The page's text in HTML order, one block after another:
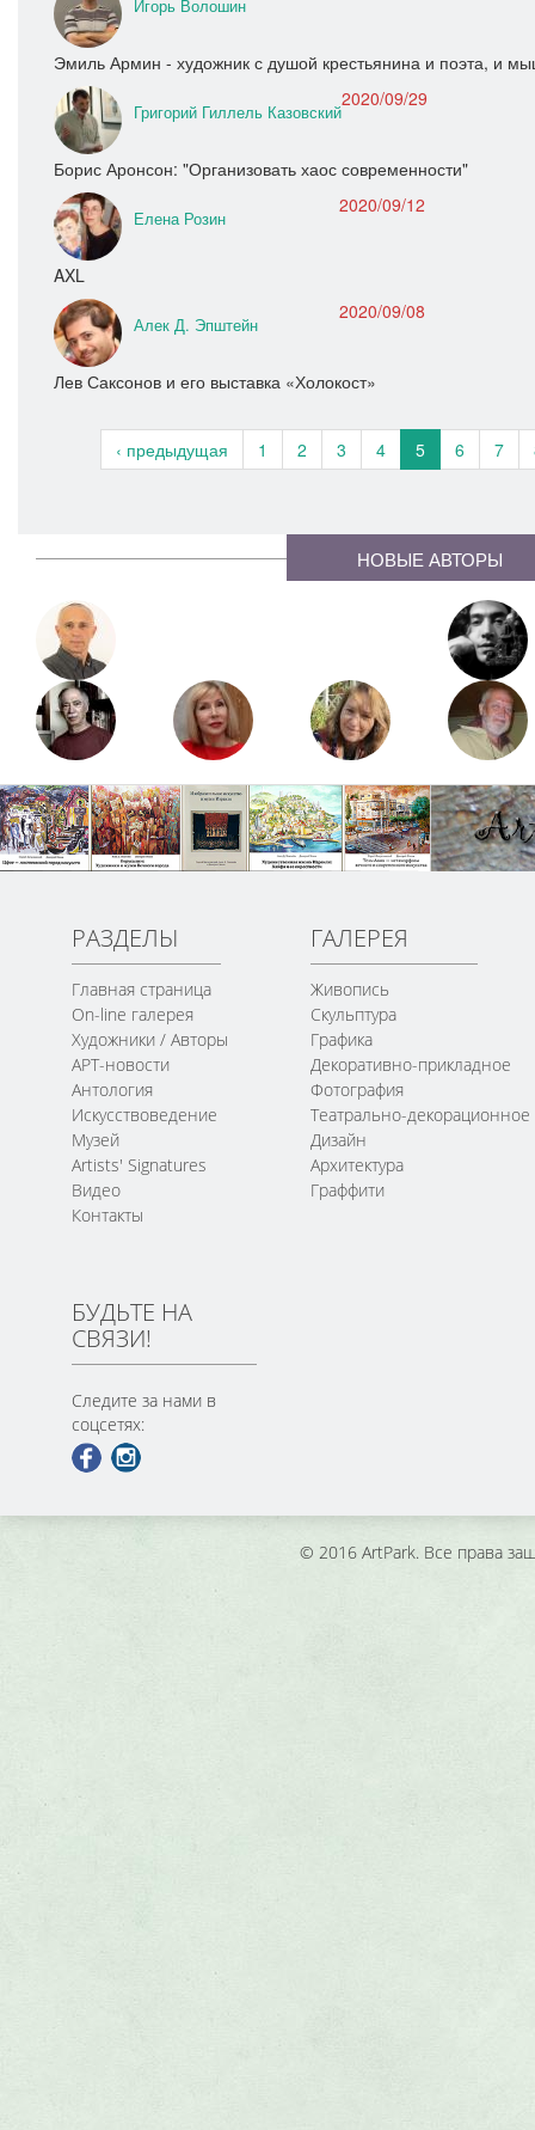
Игорь Волошин
Эмиль Армин - художник с душой крестьянина и поэта, и
Григорий Гиллель Казовский
2020/09/29
Борис Аронсон: "Организовать хаос современности"
Елена Розин
2020/09/12
AXL
Алек Д. Эпштейн
2020/09/08
Лев Саксонов и его выставка «Холокост»
‹ предыдущая 1 2 3 4 5 6 7
НОВЫЕ АВТОРЫ
РАЗДЕЛЫ
Главная страница
On-line галерея
Художники / Авторы
АРТ-новости
Антология
Искусствоведение
Музей
Artists' Signatures
Видео
Контакты
ГАЛЕРЕЯ
Живопись
Скульптура
Графика
Декоративно-прикладное
Фотография
Театрально-декорационное
Дизайн
Архитектура
Граффити
БУДЬТЕ НА
СВЯЗИ!
Следите за нами в
соцсетях:
© 2016 ArtPark. Все права